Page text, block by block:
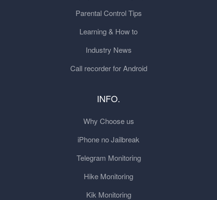
Parental Control Tips
Learning & How to
Industry News
Call recorder for Android
INFO.
Why Choose us
iPhone no Jailbreak
Telegram Monitoring
Hike Monitoring
Kik Monitoring